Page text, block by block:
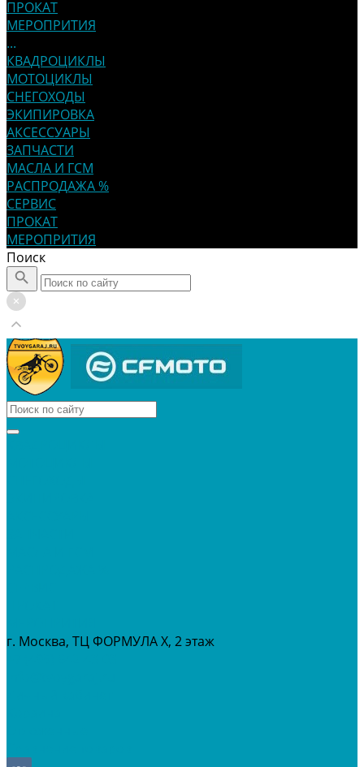
ПРОКАТ
МЕРОПРИТИЯ
...
КВАДРОЦИКЛЫ
МОТОЦИКЛЫ
СНЕГОХОДЫ
ЭКИПИРОВКА
АКСЕССУАРЫ
ЗАПЧАСТИ
МАСЛА И ГСМ
РАСПРОДАЖА %
СЕРВИС
ПРОКАТ
МЕРОПРИТИЯ
Поиск
г. Москва, ТЦ ФОРМУЛА Х, 2 этаж